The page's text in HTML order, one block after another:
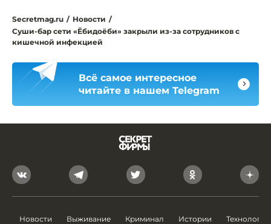
Secretmag.ru / Новости /
Суши-бар сети «Ёбидоёби» закрыли из-за сотрудников с
кишечной инфекцией
Всё самое интересное
читайте в нашем Telegram
Новости Выживание Криминал Истории Технологии